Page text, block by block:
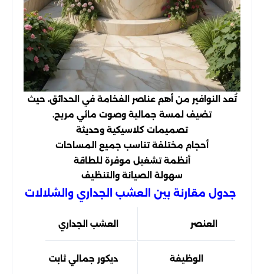
تُعد النوافير من أهم عناصر الفخامة في الحدائق، حيث
تضيف لمسة جمالية وصوت مائي مريح.
تصميمات كلاسيكية وحديثة
أحجام مختلفة تناسب جميع المساحات
أنظمة تشغيل موفرة للطاقة
سهولة الصيانة والتنظيف
جدول مقارنة بين العشب الجداري والشلالات
العنصر العشب الجداري
الوظيفة ديكور جمالي ثابت